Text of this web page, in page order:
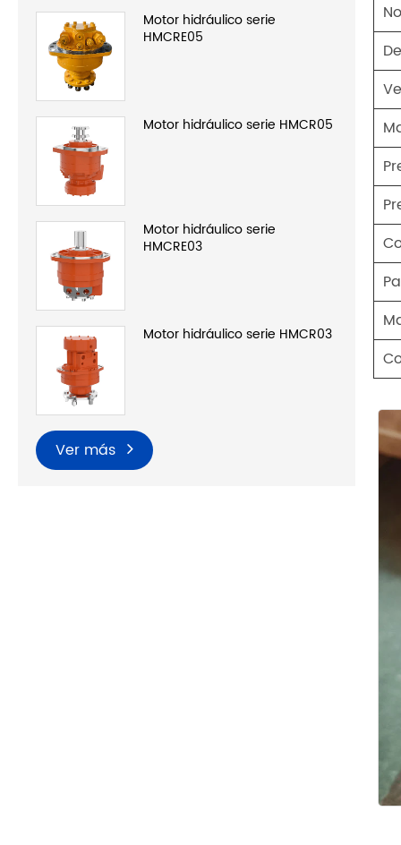
Motor hidráulico serie
HMCRE05
Motor hidráulico serie HMCR05
Motor hidráulico serie
HMCRE03
Motor hidráulico serie HMCR03
Ver más